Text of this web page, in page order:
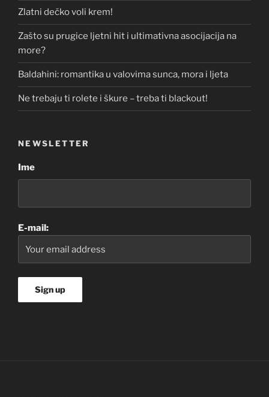
Zlatni dečko voli krem!
Zašto su prugice ljetni hit i ultimativna asocijacija na
more?
Baldahini: romantika u valovima sunca, mora i ljeta
Ne trebaju ti rolete i škure – treba ti blackout!
NEWSLETTER
Ime
E-mail: